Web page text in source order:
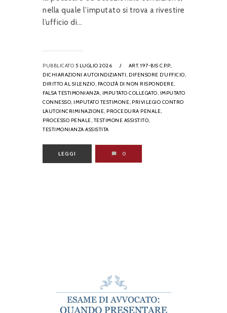
nella quale l’imputato si trova a rivestire
l’ufficio di...
PUBBLICATO 5 LUGLIO 2026 /
ART. 197-BIS C.P.P.,
DICHIARAZIONI AUTOINDIZIANTI, DIFENSORE D’UFFICIO,
DIRITTO AL SILENZIO, FACOLTÀ DI NON RISPONDERE,
FALSA TESTIMONIANZA, IMPUTATO COLLEGATO, IMPUTATO
CONNESSO, IMPUTATO TESTIMONE, PRIVILEGIO CONTRO
L’AUTOINCRIMINAZIONE, PROCEDURA PENALE,
PROCESSO PENALE, TESTIMONE ASSISTITO,
TESTIMONIANZA ASSISTITA
LEGGI 0